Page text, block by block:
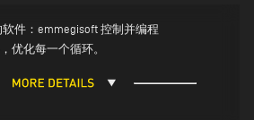
件：emmegisoft 控制并编程
优化每一个循环。